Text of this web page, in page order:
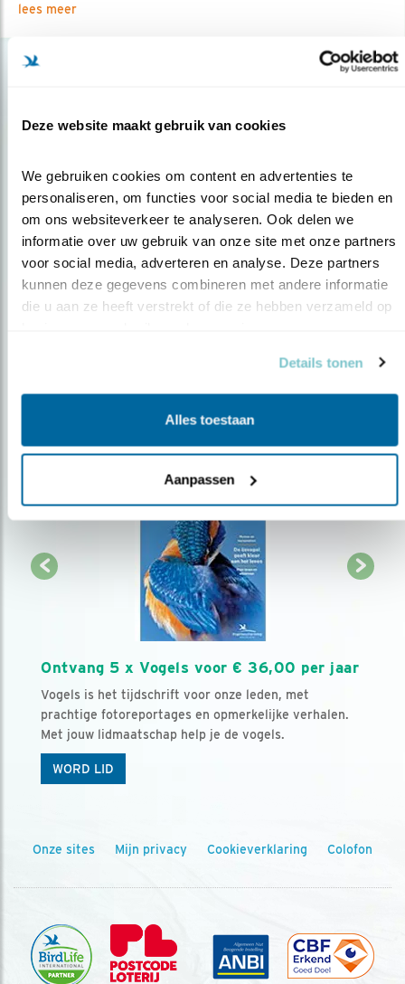
Deze website maakt gebruik van cookies
We gebruiken cookies om content en advertenties te
personaliseren, om functies voor social media te bieden en
om ons websiteverkeer te analyseren. Ook delen we
informatie over uw gebruik van onze site met onze partners
voor social media, adverteren en analyse. Deze partners
kunnen deze gegevens combineren met andere informatie
die u aan ze heeft verstrekt of die ze hebben verzameld op
Details tonen
Alles toestaan
Aanpassen
lees meer
Op de hoogte blijven?
Meld je aan en ontvang nieuws, inspiratie, acties en tips
over vogels en activiteiten van Vogelbescherming.
Ontvang 5 x Vogels voor € 36,00 per jaar
Vogels is het tijdschrift voor onze leden, met
prachtige fotoreportages en opmerkelijke verhalen.
Met jouw lidmaatschap help je de vogels.
WORD LID
Onze sites Mijn privacy Cookieverklaring Colofon